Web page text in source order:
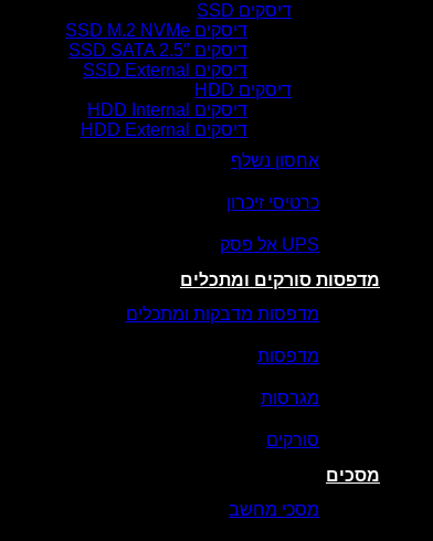
דיסקים SSD
דיסקים SSD M.2 NVMe
דיסקים SSD SATA 2.5″
דיסקים SSD External
דיסקים HDD
דיסקים HDD Internal
דיסקים HDD External
אחסון נשלף
כרטיסי זיכרון
UPS אל פסק
מדפסות סורקים ומתכלים
מדפסות מדבקות ומתכלים
מדפסות
מגרסות
סורקים
מסכים
מסכי מחשב